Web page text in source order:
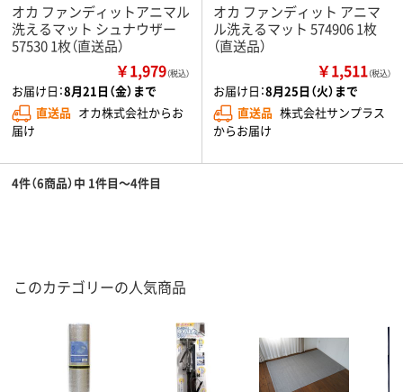
オカ ファンディットアニマル
洗えるマット シュナウザー
57530 1枚（直送品）
￥1,979（税込）
お届け日：8月21日（金）まで
直送品 オカ株式会社からお
届け
オカ ファンディット アニマ
ル洗えるマット 574906 1枚
（直送品）
￥1,511（税込）
お届け日：8月25日（火）まで
直送品 株式会社サンプラス
からお届け
4件（6商品）中 1件目～4件目
このカテゴリーの人気商品